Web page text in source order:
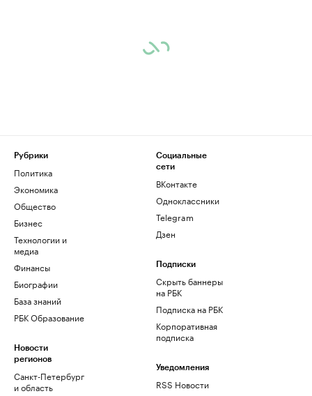
Рубрики
Политика
Экономика
Общество
Бизнес
Технологии и
медиа
Финансы
Биографии
База знаний
РБК Образование
Новости
регионов
Санкт-Петербург
и область
Социальные
сети
ВКонтакте
Одноклассники
Telegram
Дзен
Подписки
Скрыть баннеры
на РБК
Подписка на РБК
Корпоративная
подписка
Уведомления
RSS Новости